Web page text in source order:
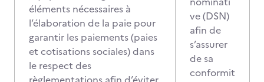
éléments nécessaires à
l’élaboration de la paie pour
garantir les paiements (paies
et cotisations sociales) dans
le respect des
ve (DSN)
afin de
s’assurer
de sa
conformit